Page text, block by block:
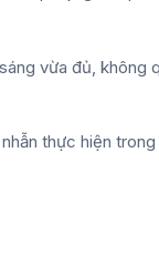
vừa đủ, không
thực hiện trong